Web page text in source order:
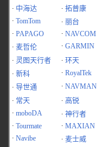
· 中海达 · 拓普康
· TomTom · 丽台
· PAPAGO · NAVCOM
· 麦哲伦 · GARMIN
· 灵图天行者 · 环天
· 新科 · RoyalTek
· 导世通 · NAVMAN
· 常天 · 高锐
· moboDA · 神行者
· Tourmate · MAXIAN
· Navibe · 麦士威